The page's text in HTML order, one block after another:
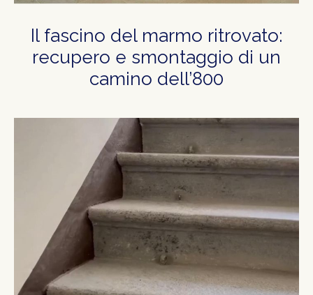
Il fascino del marmo ritrovato:
recupero e smontaggio di un
camino dell’800